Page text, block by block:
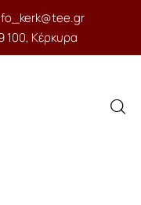
100, Κέρκυρα